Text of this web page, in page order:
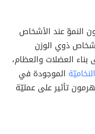
النموّ عند الأشخاص
ذوي الوزن
العضلات والعظام،
الموجودة في
تأثير على عمليّة